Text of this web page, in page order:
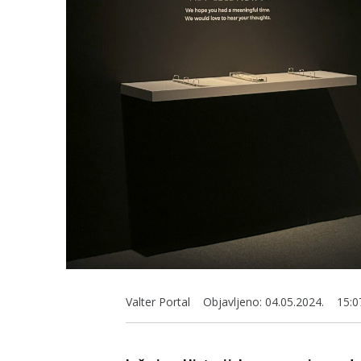
Valter Portal Objavljeno: 04.05.2024.